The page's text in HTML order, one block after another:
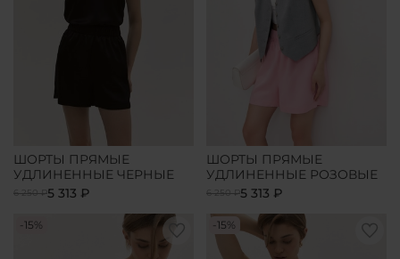
ШОРТЫ ПРЯМЫЕ
УДЛИНЕННЫЕ ЧЕРНЫЕ
6 250 ₽5 313 ₽
ШОРТЫ ПРЯМЫЕ
УДЛИНЕННЫЕ РОЗОВЫЕ
6 250 ₽5 313 ₽
-15% -15%